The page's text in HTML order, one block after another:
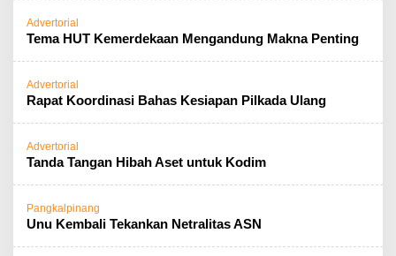
Advertorial
Tema HUT Kemerdekaan Mengandung Makna Penting
Advertorial
Rapat Koordinasi Bahas Kesiapan Pilkada Ulang
Advertorial
Tanda Tangan Hibah Aset untuk Kodim
Pangkalpinang
Unu Kembali Tekankan Netralitas ASN